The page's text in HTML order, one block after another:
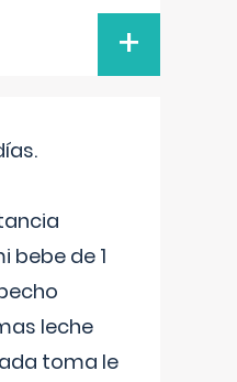
+
bebe de 1
leche
toma le